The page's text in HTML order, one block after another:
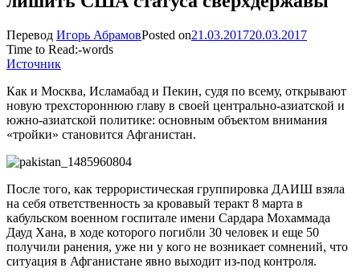
Перевод Игорь АбрамовPosted on21.03.201720.03.2017
Time to Read:-words
Источник
Как и Москва, Исламабад и Пекин, судя по всему, открывают
новую трехстороннюю главу в своей центрально-азиатской и
южно-азиатской политике: основным объектом внимания
«тройки» становится Афганистан.
После того, как террористическая группировка ДАИШ взяла
на себя ответственность за кровавый теракт 8 марта в
кабульском военном госпитале имени Сардара Мохаммада
Дауд Хана, в ходе которого погибли 30 человек и еще 50
получили ранения, уже ни у кого не возникает сомнений, что
ситуация в Афганистане явно выходит из-под контроля.